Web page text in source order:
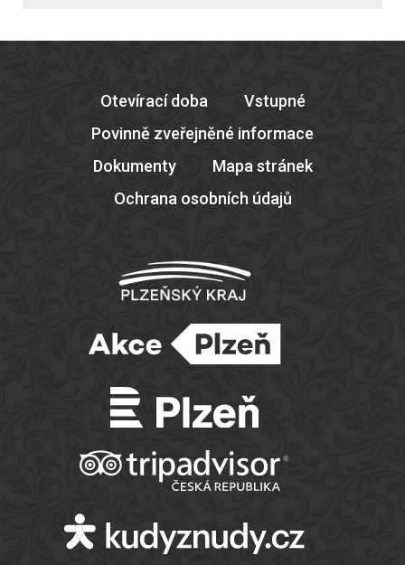
Otevírací doba
Vstupné
Povinně zveřejněné informace
Dokumenty
Mapa stránek
Ochrana osobních údajů